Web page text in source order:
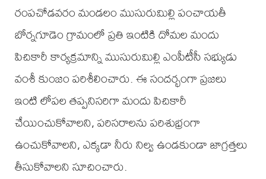
రంపచోడవరం మండలం ముసురుమిల్లి పంచాయతీ
బోర్నగూడెం గ్రామంలో ప్రతి ఇంటికి దోమల మందు
పిచికారీ కార్యక్రమాన్ని ముసురుమిల్లి ఎంపీటీసీ సభ్యుడు
వంశీ కుంజం పరిశీలించారు. ఈ సందర్భంగా ప్రజలు
ఇంటి లోపల తప్పనిసరిగా మందు పిచికారీ
చేయించుకోవాలని, పరిసరాలను పరిశుభ్రంగా
ఉంచుకోవాలని, ఎక్కడా నీరు నిల్వ ఉండకుండా జాగ్రత్తలు
తీసుకోవాలని సూచించారు.